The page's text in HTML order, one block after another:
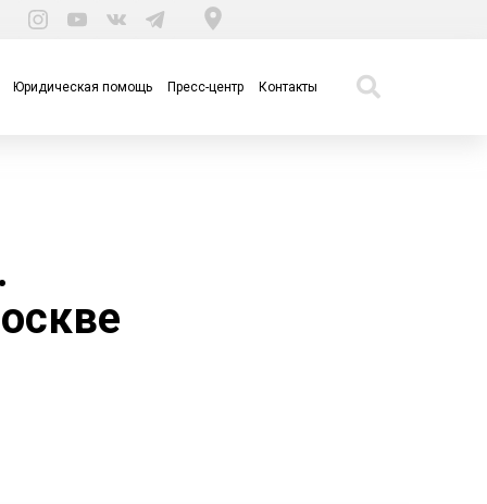
Юридическая помощь Пресс-центр Контакты